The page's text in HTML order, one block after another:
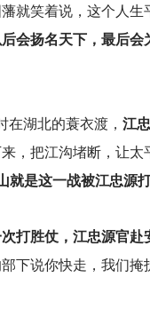
就笑着说，这个人生
会扬名天下，最后
湖北的蓑衣渡， 江
，把江沟堵断，让太
就是这一战被江忠源打
打胜仗，江忠源官赴
下说你快走，我们掩